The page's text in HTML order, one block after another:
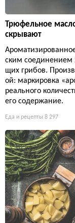
Трюфельное
скрывают
ским соединением
щих грибов.
ой: маркировка
реального
его содержание.
Еда и рецепты 8 297